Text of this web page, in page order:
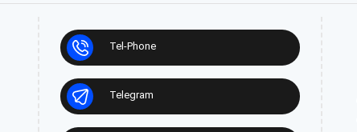
Tel-Phone
Telegram